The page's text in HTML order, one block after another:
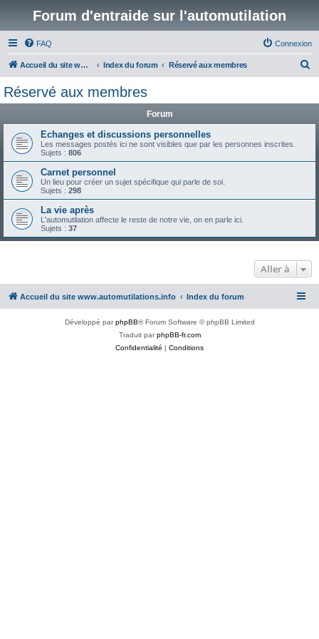
Forum d'entraide sur l'automutilation
FAQ Connexion
Accueil du site www.automutilations.info Index du forum Réservé aux membres
e
Réservé aux membres
Forum
Echanges et discussions personnelles
Les messages postés ici ne sont visibles que par les personnes inscrites.
Sujets : 806
Carnet personnel
Un lieu pour créer un sujet spécifique qui parle de soi.
Sujets : 298
La vie après
L'automutilation affecte le reste de notre vie, on en parle ici.
Sujets : 37
Aller à
Accueil du site www.automutilations.info Index du forum
Développé parphpBB® Forum Software © phpBB Limited
Traduit parphpBB-fr.com
Confidentialité | Conditions